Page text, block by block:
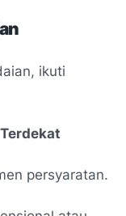
ikuti
persyaratan.